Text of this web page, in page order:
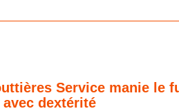
Service manie le
avec dextérité